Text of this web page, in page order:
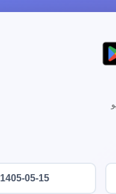
1405-05-15